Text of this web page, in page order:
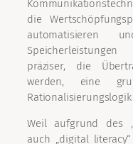
die
automatisieren
präziser, die
werden, eine
Weil aufgrund des
auch „digital